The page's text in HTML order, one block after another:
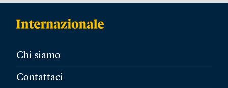
Chi siamo
Contattaci